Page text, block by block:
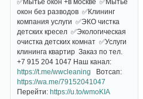
окон без разводов ✅Клининг
компания услуги ✅ЭКО чистка
детских кресел ✅Экологическая
очистка детских комнат ✅Услуги
клининга квартир Заказ по тел.
+7 915 204 1047 Наш канал:
https://t.me/wwcleaning Вотсап:
https://wa.me/79152041047
Перейти:https://u.to/wmoKIA